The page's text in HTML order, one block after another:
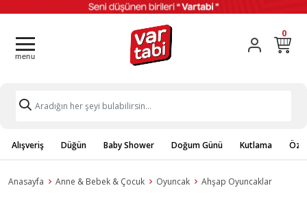
0
Alışveriş Düğün Baby Shower Doğum Günü Kutlama
Anasayfa Anne & Bebek & Çocuk Oyuncak Ahşap Oyuncaklar